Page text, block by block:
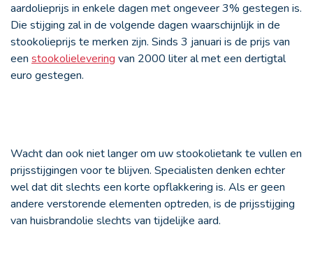
aardolieprijs in enkele dagen met ongeveer 3% gestegen is.
Die stijging zal in de volgende dagen waarschijnlijk in de
stookolieprijs te merken zijn. Sinds 3 januari is de prijs van
een stookolielevering van 2000 liter al met een dertigtal
euro gestegen.
Wacht dan ook niet langer om uw stookolietank te vullen en
prijsstijgingen voor te blijven. Specialisten denken echter
wel dat dit slechts een korte opflakkering is. Als er geen
andere verstorende elementen optreden, is de prijsstijging
van huisbrandolie slechts van tijdelijke aard.